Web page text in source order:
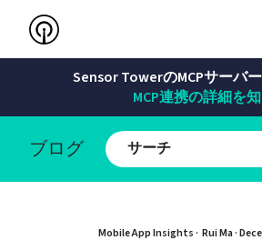
Sensor TowerのMCPサーバ
MCP連携の詳細を
ブログ
Mobile App Insights · Rui Ma ·